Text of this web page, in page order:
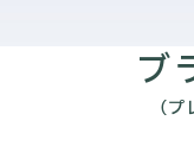
ブ
（
ご挨拶